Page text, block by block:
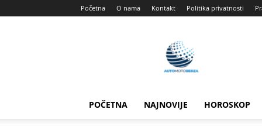
Početna O nama Kontakt Politika privatnosti
Automotoberza
POČETNA NAJNOVIJE HOROSKOP